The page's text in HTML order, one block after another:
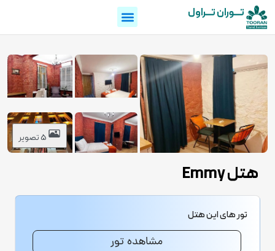
تـــوران تـــراول
5 تصویر
هتل Emmy
تور های این هتل
مشاهده تور